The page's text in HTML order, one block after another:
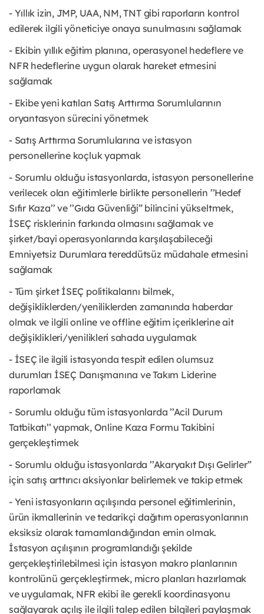
- Yıllık izin, JMP, UAA, NM, TNT gibi raporların kontrol
edilerek ilgili yöneticiye onaya sunulmasını sağlamak
- Ekibin yıllık eğitim planına, operasyonel hedeflere ve
NFR hedeflerine uygun olarak hareket etmesini
sağlamak
- Ekibe yeni katılan Satış Arttırma Sorumlularının
oryantasyon sürecini yönetmek
- Satış Arttırma Sorumlularına ve istasyon
personellerine koçluk yapmak
- Sorumlu olduğu istasyonlarda, istasyon personellerine
verilecek olan eğitimlerle birlikte personellerin ’’Hedef
Sıfır Kaza’’ ve ’’Gıda Güvenliği” bilincini yükseltmek,
İSEÇ risklerinin farkında olmasını sağlamak ve
şirket/bayi operasyonlarında karşılaşabileceği
Emniyetsiz Durumlara tereddütsüz müdahale etmesini
sağlamak
- Tüm şirket İSEÇ politikalarını bilmek,
değişikliklerden/yeniliklerden zamanında haberdar
olmak ve ilgili online ve offline eğitim içeriklerine ait
değişiklikleri/yenilikleri sahada uygulamak
- İSEÇ ile ilgili istasyonda tespit edilen olumsuz
durumları İSEÇ Danışmanına ve Takım Liderine
raporlamak
- Sorumlu olduğu tüm istasyonlarda ’’Acil Durum
Tatbikatı’’ yapmak, Online Kaza Formu Takibini
gerçekleştirmek
- Sorumlu olduğu istasyonlarda ’’Akaryakıt Dışı Gelirler”
için satış arttırıcı aksiyonlar belirlemek ve takip etmek
- Yeni istasyonların açılışında personel eğitimlerinin,
ürün ikmallerinin ve tedarikçi dağıtım operasyonlarının
eksiksiz olarak tamamlandığından emin olmak.
İstasyon açılışının programlandığı şekilde
gerçekleştirilebilmesi için istasyon makro planlarının
kontrolünü gerçekleştirmek, micro planları hazırlamak
ve uygulamak, NFR ekibi ile gerekli koordinasyonu
sağlayarak açılış ile ilgili talep edilen bilgileri paylaşmak